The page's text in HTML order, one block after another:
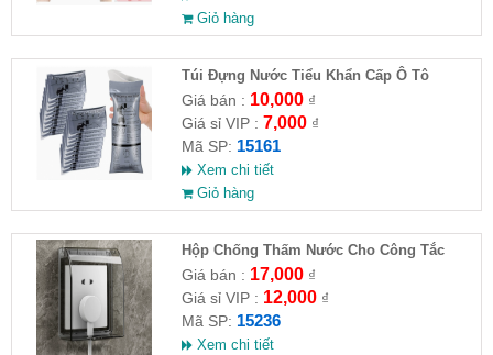
Giỏ hàng
Túi Đựng Nước Tiểu Khẩn Cấp Ô Tô
Giá bán : 10,000₫
Giá sỉ VIP : 7,000₫
Mã SP: 15161
Xem chi tiết
Giỏ hàng
Hộp Chống Thấm Nước Cho Công Tắc
Phòng Tắm
Giá bán : 17,000₫
Giá sỉ VIP : 12,000₫
Mã SP: 15236
Xem chi tiết